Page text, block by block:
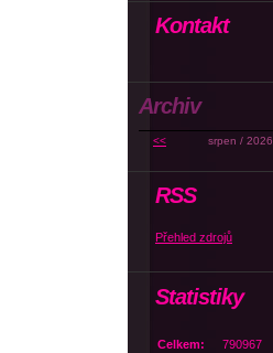
Kontakt
Archiv
<< srpen / 2026
RSS
Přehled zdrojů
Statistiky
Celkem:
790967